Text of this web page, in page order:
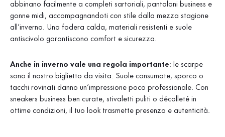
abbinano facilmente a completi sartoriali, pantaloni business e
gonne midi, accompagnandoti con stile dalla mezza stagione
all’inverno. Una fodera calda, materiali resistenti e suole
antiscivolo garantiscono comfort e sicurezza.
Anche in inverno vale una regola importante: le scarpe
sono il nostro biglietto da visita. Suole consumate, sporco o
tacchi rovinati danno un’impressione poco professionale. Con
sneakers business ben curate, stivaletti puliti o décolleté in
ottime condizioni, il tuo look trasmette presenza e autenticità.